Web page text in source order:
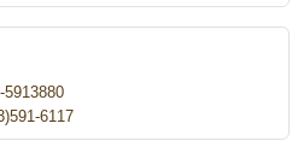
6117